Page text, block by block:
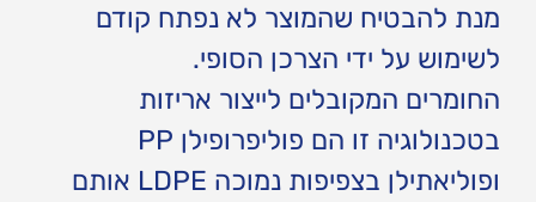
מנת להבטיח שהמוצר לא נפתח קודם
לשימוש על ידי הצרכן הסופי.
החומרים המקובלים לייצור אריזות
בטכנולוגיה זו הם פוליפרופילן PP
ופוליאתילן בצפיפות נמוכה LDPE אותם